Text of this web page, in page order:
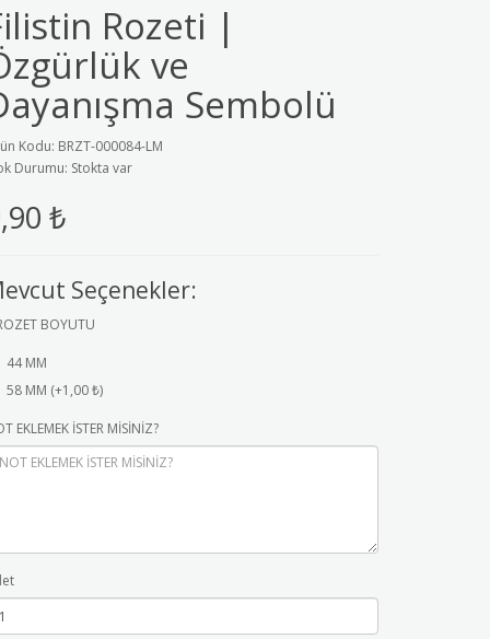
Rozeti |
ve
Sembolü
Kodu: BRZT-000084-LM
Durumu: Stokta var
₺
Seçenekler:
BOYUTU
44 MM
58 MM (+1,00 ₺)
EKLEMEK İSTER MİSİNİZ?